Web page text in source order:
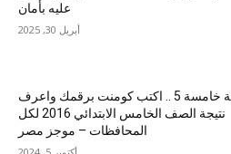
عليه بأمان
أبريل 30, 2025
نتيجة خامسة 5 .. اكتب كومنت برقمك واعرف
نتيجة الصف الخامس الابتدائي 2016 لكل
المحافظات – موجز مصر